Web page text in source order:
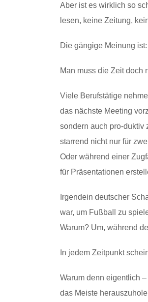
Aber ist es wirklich so
lesen, keine Zeitung,
Die gängige Meinung
Man muss die Zeit doch
Viele Berufstätige
das nächste Meeting
sondern auch pro-duktiv
starrend nicht nur für
Oder während einer
für Präsentationen
Irgendein deutscher
war, um Fußball zu
Warum? Um, während
In jedem Zeitpunkt
Warum denn eigentlich
das Meiste